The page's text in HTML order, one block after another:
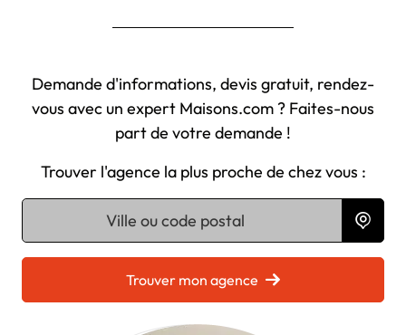
Demande d'informations, devis gratuit, rendez-
vous avec un expert Maisons.com ? Faites-nous
part de votre demande !
Trouver l'agence la plus proche de chez vous :
Chargement...
Trouver mon agence